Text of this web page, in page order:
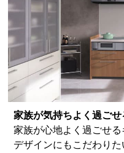
家族が気持ちよく過ご
家族が心地よく過ごせ
デザインにもこだわり